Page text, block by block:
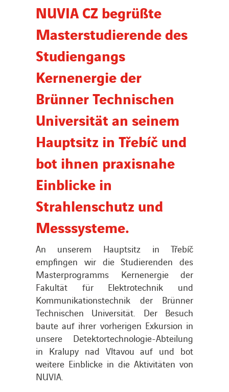
Nachrichten
Veröffentlichungen
Search
for:
NUVIA CZ begrüßte
Masterstudierende des
Studiengangs
Kernenergie der
Brünner Technischen
Universität an seinem
Hauptsitz in Třebíč und
bot ihnen praxisnahe
Einblicke in
Strahlenschutz und
Messsysteme.
An unserem Hauptsitz in Třebíč
empfingen wir die Studierenden des
Masterprogramms Kernenergie der
Fakultät für Elektrotechnik und
Kommunikationstechnik der Brünner
Technischen Universität. Der Besuch
baute auf ihrer vorherigen Exkursion in
unsere Detektortechnologie-Abteilung
in Kralupy nad Vltavou auf und bot
weitere Einblicke in die Aktivitäten von
NUVIA.